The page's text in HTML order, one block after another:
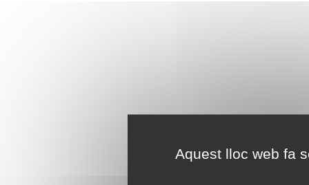
Aquest lloc web fa